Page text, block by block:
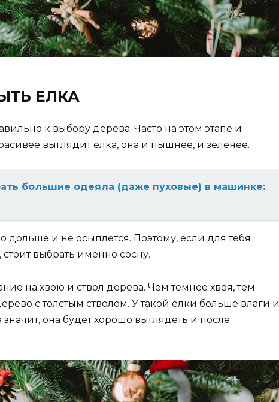
ЕЛКА
к выбору дерева. Часто на этом этапе и
выглядит елка, она и пышнее, и зеленее.
большие одеяла (даже пуховые) в машинке:
дольше и не осыплется. Поэтому, если для тебя
выбрать именно сосну.
на хвою и ствол дерева. Чем темнее хвоя, тем
с толстым стволом. У такой елки больше влаги и
она будет хорошо выглядеть и после